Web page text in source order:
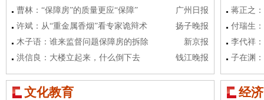
广州日报
曹林：“保障房”的质量更应“保障”
扬子晚报
许斌：从“重金属香烟”看专家诡辩术
新京报
木子语：谁来监督问题保障房的拆除
钱江晚报
洪信良：大楼立起来，什么倒下去
文化教育
蒋正之
付瑞生
李代祥
子在渊
经